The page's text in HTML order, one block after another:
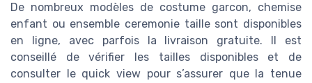
De nombreux modèles de costume garcon, chemise
enfant ou ensemble ceremonie taille sont disponibles
en ligne, avec parfois la livraison gratuite. Il est
conseillé de vérifier les tailles disponibles et de
consulter le quick view pour s’assurer que la tenue